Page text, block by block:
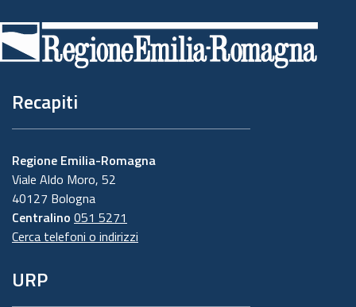
di
pagina
Recapiti
Regione Emilia-Romagna
Viale Aldo Moro, 52
40127 Bologna
Centralino 051 5271
Cerca telefoni o indirizzi
URP